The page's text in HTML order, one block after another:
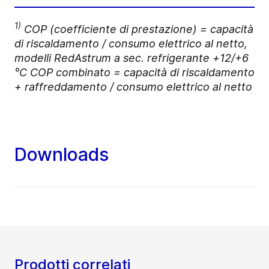
1) COP (coefficiente di prestazione) = capacità
di riscaldamento / consumo elettrico al netto,
modelli RedAstrum a sec. refrigerante +12/+6
°C COP combinato = capacità di riscaldamento
+ raffreddamento / consumo elettrico al netto
Downloads
Prodotti correlati